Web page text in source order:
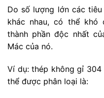
Do số lượng lớn các
khác nhau, có thể
thành phần độc nhất
Mác của nó.
Ví dụ: thép không gỉ 304
thể được phân loại là: